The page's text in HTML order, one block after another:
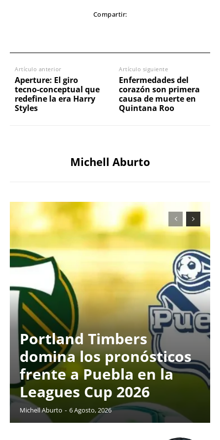
Compartir:
Artículo anterior
Aperture: El giro
tecno-conceptual que
redefine la era Harry
Styles
Artículo siguiente
Enfermedades del
corazón son primera
causa de muerte en
Quintana Roo
Michell Aburto
Portland Timbers
domina los pronósticos
frente a Puebla en la
Leagues Cup 2026
Michell Aburto - 6 Agosto, 2026